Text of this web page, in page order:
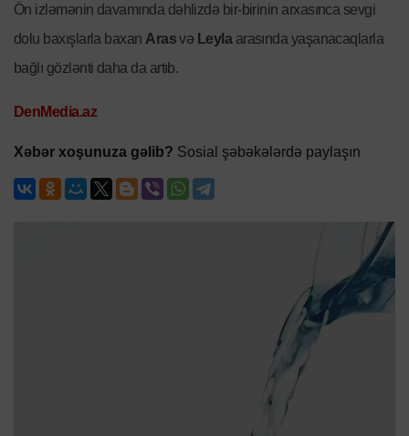
Ön izləmənin davamında dəhlizdə bir-birinin arxasınca sevgi
dolu baxışlarla baxan Arasvə Leylaarasında yaşanacaqlarla
bağlı gözlənti daha da artıb.
DenMedia.az
Xəbər xoşunuza gəlib? Sosial şəbəkələrdə paylaşın